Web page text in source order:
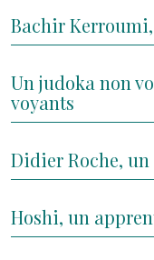
Bachir
Un judoka non
voyants
Didier Roche, un
Hoshi, un